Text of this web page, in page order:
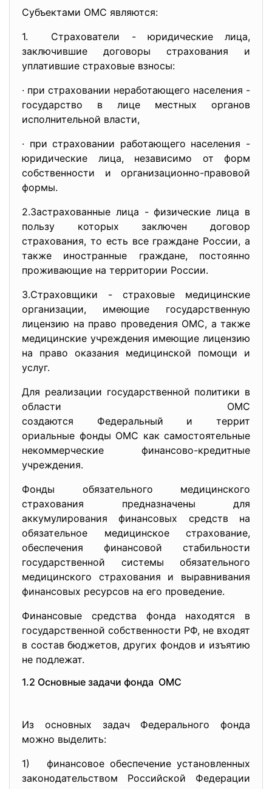
Субъектами ОМС являются:
1. Страхователи - юридические лица,
заключившие договоры страхования и
уплатившие страховые взносы:
· при страховании неработающего населения -
государство в лице местных органов
исполнительной власти,
· при страховании работающего населения -
юридические лица, независимо от форм
собственности и организационно-правовой
формы.
2.Застрахованные лица - физические лица в
пользу которых заключен договор
страхования, то есть все граждане России, а
также иностранные граждане, постоянно
проживающие на территории России.
3.Страховщики - страховые медицинские
организации, имеющие государственную
лицензию на право проведения ОМС, а также
медицинские учреждения имеющие лицензию
на право оказания медицинской помощи и
услуг.
Для реализации государственной политики в
области ОМС
создаются Федеральный и террит
ориальные фонды ОМС как самостоятельные
некоммерческие финансово-кредитные
учреждения.
Фонды обязательного медицинского
страхования предназначены для
аккумулирования финансовых средств на
обязательное медицинское страхование,
обеспечения финансовой стабильности
государственной системы обязательного
медицинского страхования и выравнивания
финансовых ресурсов на его проведение.
Финансовые средства фонда находятся в
государственной собственности РФ, не входят
в состав бюджетов, других фондов и изъятию
не подлежат.
1.2 Основные задачи фонда ОМС
Из основных задач Федерального фонда
можно выделить:
1) финансовое обеспечение установленных
законодательством Российской Федерации